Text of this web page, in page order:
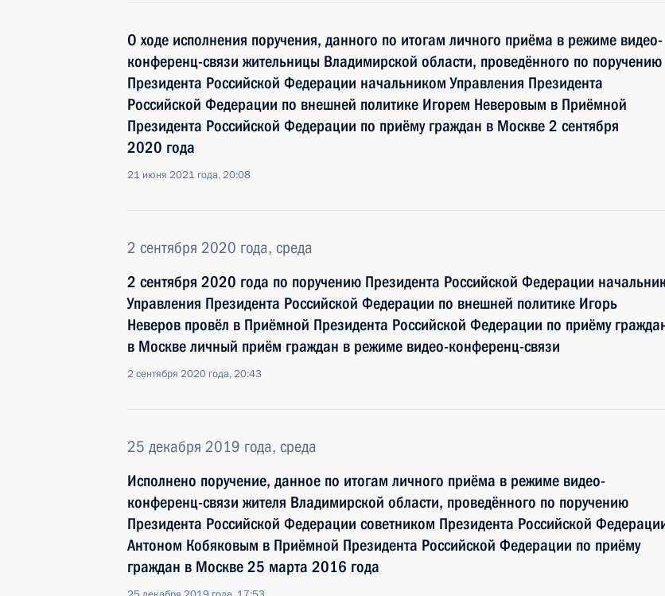
О ходе исполнения поручения, данного по итогам личного приёма в режиме видео-
конференц-связи жительницы Владимирской области, проведённого по поручению
Президента Российской Федерации начальником Управления Президента
Российской Федерации по внешней политике Игорем Неверовым в Приёмной
Президента Российской Федерации по приёму граждан в Москве 2 сентября
2020 года
21 июня 2021 года, 20:08
2 сентября 2020 года, среда
2 сентября 2020 года по поручению Президента Российской Федерации
Управления Президента Российской Федерации по внешней политике Игорь
Неверов провёл в Приёмной Президента Российской Федерации по приёму
в Москве личный приём граждан в режиме видео-конференц-связи
2 сентября 2020 года, 20:43
25 декабря 2019 года, среда
Исполнено поручение, данное по итогам личного приёма в режиме видео-
конференц-связи жителя Владимирской области, проведённого по поручению
Президента Российской Федерации советником Президента Российской
Антоном Кобяковым в Приёмной Президента Российской Федерации по приёму
граждан в Москве 25 марта 2016 года